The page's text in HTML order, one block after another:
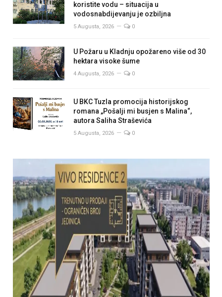
koristite vodu – situacija u
vodosnabdijevanju je ozbiljna
5 Augusta, 2026 0
U Požaru u Kladnju opožareno više od 30
hektara visoke šume
4 Augusta, 2026 0
U BKC Tuzla promocija historijskog
romana „Pošalji mi busjen s Malina“,
autora Saliha Straševića
5 Augusta, 2026 0